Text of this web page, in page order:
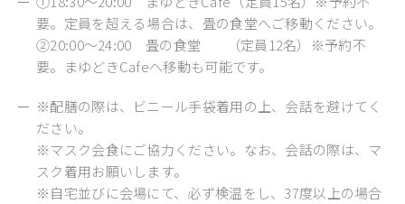
要。定員を超える場合は、畳の食堂へご移動ください。
②20:00～24:00 畳の食堂 （定員12名）※予約不
要。まゆどきCafeへ移動も可能です。
※配膳の際は、ビニール手袋着用の上、会話を避けてく
ださい。
※マスク会食にご協力ください。なお、会話の際は、マ
スク着用お願いします。
※自宅並びに会場にて、必ず検温をし、37度以上の場合